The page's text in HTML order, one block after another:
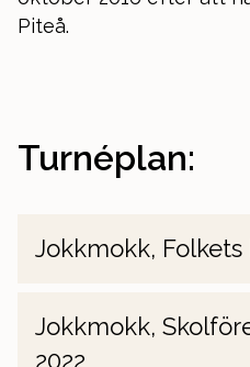
Piteå.
Turnéplan:
Jokkmokk, Folkets
Jokkmokk,
2022